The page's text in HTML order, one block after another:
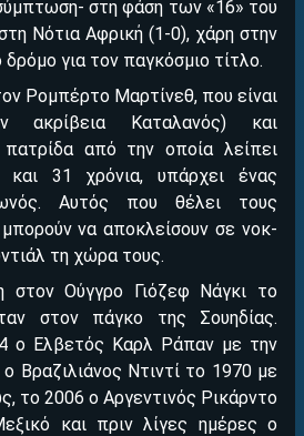
στη φάση των «16» του
Νότια Αφρική (1-0), χάρη στην
για τον παγκόσμιο τίτλο.
Ρομπέρτο Μαρτίνεθ, που είναι
ακρίβεια Καταλανός) και
πατρίδα από την οποία λείπει
και 31 χρόνια, υπάρχει ένας
Αυτός που θέλει τους
να αποκλείσουν σε νοκ-
τη χώρα τους.
στον Ούγγρο Γιόζεφ Νάγκι το
στον πάγκο της Σουηδίας.
ο Ελβετός Καρλ Ράπαν με την
Βραζιλιάνος Ντιντί το 1970 με
το 2006 ο Αργεντινός Ρικάρντο
και πριν λίγες ημέρες ο